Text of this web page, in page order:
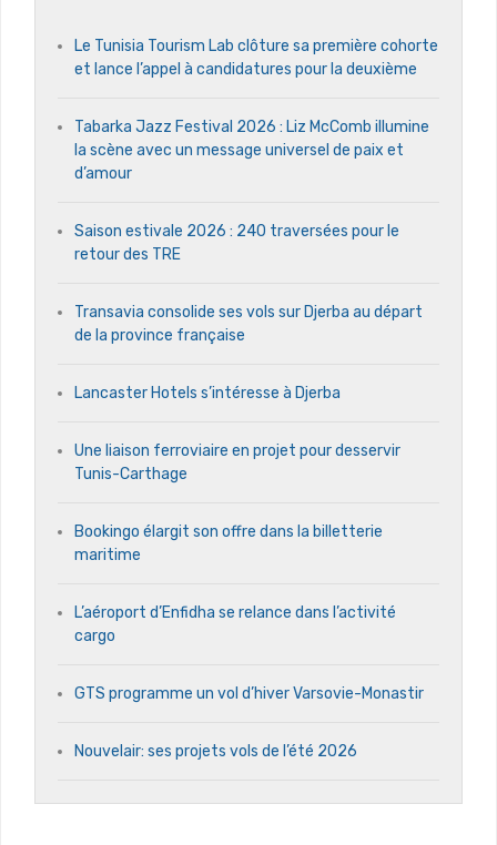
Le Tunisia Tourism Lab clôture sa première cohorte
et lance l’appel à candidatures pour la deuxième
Tabarka Jazz Festival 2026 : Liz McComb illumine
la scène avec un message universel de paix et
d’amour
Saison estivale 2026 : 240 traversées pour le
retour des TRE
Transavia consolide ses vols sur Djerba au départ
de la province française
Lancaster Hotels s’intéresse à Djerba
Une liaison ferroviaire en projet pour desservir
Tunis-Carthage
Bookingo élargit son offre dans la billetterie
maritime
L’aéroport d’Enfidha se relance dans l’activité
cargo
GTS programme un vol d’hiver Varsovie-Monastir
Nouvelair: ses projets vols de l’été 2026